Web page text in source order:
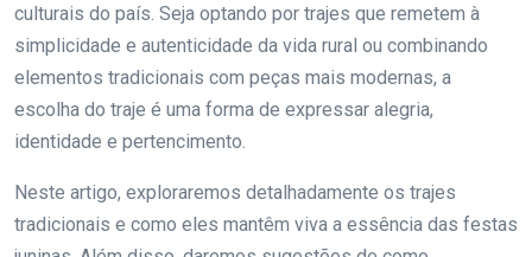
culturais do país. Seja optando por trajes que remetem à
simplicidade e autenticidade da vida rural ou combinando
elementos tradicionais com peças mais modernas, a
escolha do traje é uma forma de expressar alegria,
identidade e pertencimento.
Neste artigo, exploraremos detalhadamente os trajes
tradicionais e como eles mantêm viva a essência das festas